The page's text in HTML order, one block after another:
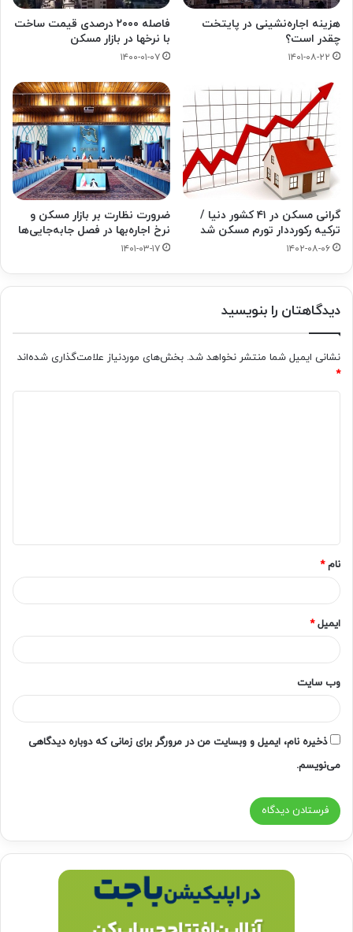
هزینه اجاره‌نشینی در پایتخت
چقدر است؟
۱۴۰۱-۰۸-۲۲
فاصله ۲۰۰۰ درصدی قیمت ساخت
با نرخها در بازار مسکن
۱۴۰۰-۰۱-۰۷
گرانی مسکن در ۴۱ کشور دنیا /
ترکیه رکورددار تورم مسکن شد
۱۴۰۲-۰۸-۰۶
ضرورت نظارت بر بازار مسکن و
نرخ اجاره‌بها در فصل جابه‌جایی‌ها
۱۴۰۱-۰۳-۱۷
دیدگاهتان را بنویسید
نشانی ایمیل شما منتشر نخواهد شد. بخش‌های موردنیاز علامت‌گذاری شده‌اند
*
*
نام*
ایمیل*
وب‌ سایت
ذخیره نام، ایمیل و وبسایت من در مرورگر برای زمانی که دوباره دیدگاهی
می‌نویسم.